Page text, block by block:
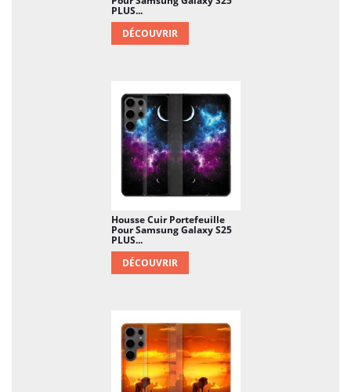
PLUS...
DÉCOUVRIR
Housse Cuir Portefeuille
Pour Samsung Galaxy S25
PLUS...
DÉCOUVRIR